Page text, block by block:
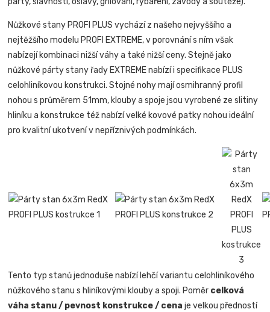
Nůžkové stany PROFI PLUS vychází z našeho nejvyššího a
nejtěžšího modelu PROFI EXTREME, v porovnání s ním však
nabízejí kombinaci nižší váhy a také nižší ceny. Stejně jako
nůžkové párty stany řady EXTREME nabízí i specifikace PLUS
celohliníkovou konstrukci. Stojné nohy mají osmihranný profil
nohou s průměrem 51mm, klouby a spoje jsou vyrobené ze slitiny
hliníku a konstrukce též nabízí velké kovové patky nohou ideální
pro kvalitní ukotvení v nepříznivých podmínkách.
Tento typ stanů jednoduše nabízí lehčí variantu celohliníkového
nůžkového stanu s hliníkovými klouby a spoji. Poměr celková
váha stanu / pevnost konstrukce / cenaje velkou předností